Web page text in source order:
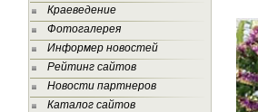
Краеведение
Фотогалерея
Информер новостей
Рейтинг сайтов
Новости партнеров
Каталог сайтов